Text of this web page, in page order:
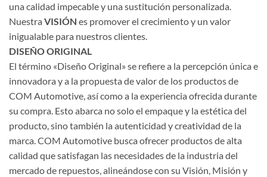
una calidad impecable y una sustitución personalizada.
Nuestra VISIÓN es promover el crecimiento y un valor
inigualable para nuestros clientes.
DISEÑO ORIGINAL
El término «Diseño Original» se refiere a la percepción única e
innovadora y a la propuesta de valor de los productos de
COM Automotive, así como a la experiencia ofrecida durante
su compra. Esto abarca no solo el empaque y la estética del
producto, sino también la autenticidad y creatividad de la
marca. COM Automotive busca ofrecer productos de alta
calidad que satisfagan las necesidades de la industria del
mercado de repuestos, alineándose con su Visión, Misión y